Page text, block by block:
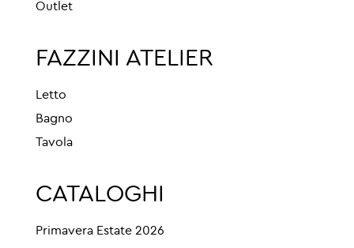
Outlet
FAZZINI ATELIER
Letto
Bagno
Tavola
CATALOGHI
Primavera Estate 2026